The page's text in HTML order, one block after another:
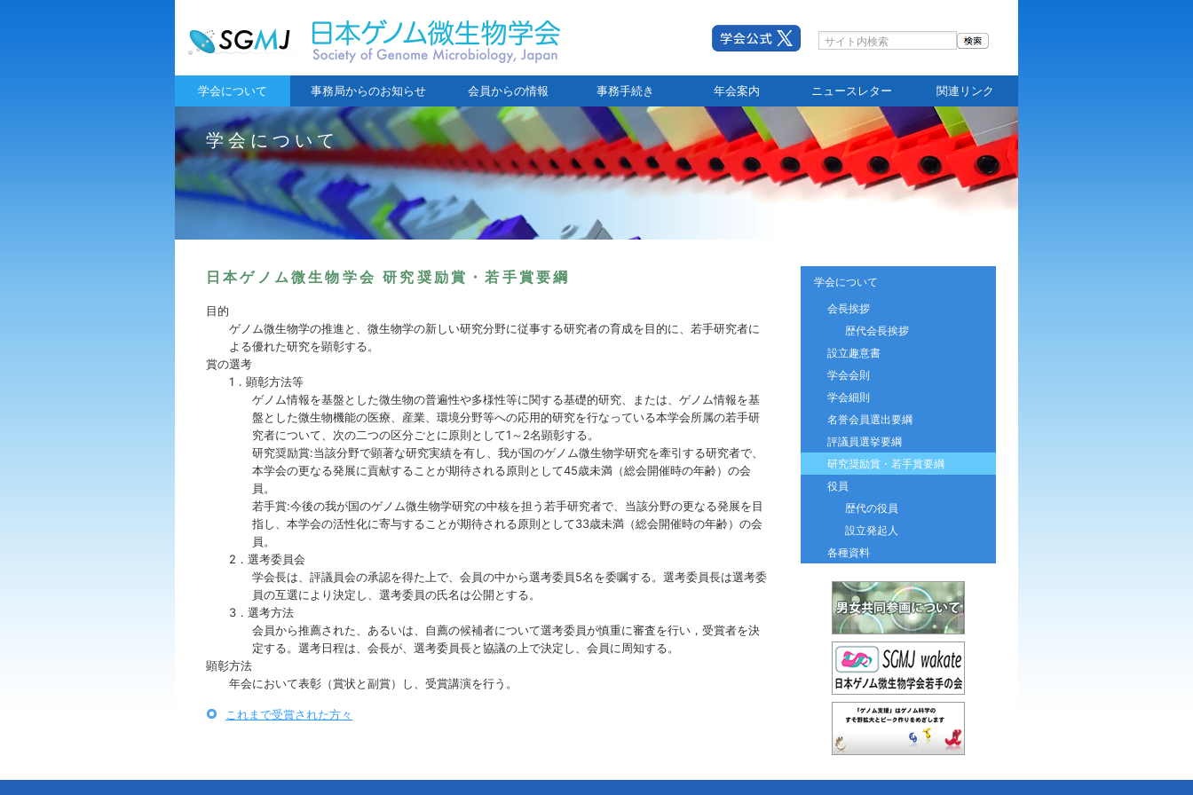
学会について 事務局からのお知らせ 会員からの情報 事務手続き 年会案内 ニュースレター 関連リンク
学会について
学会について
会長挨拶
歴代会長挨拶
設立趣意書
学会会則
学会細則
名誉会員選出要綱
評議員選挙要綱
研究奨励賞・若手賞要綱
役員
歴代の役員
設立発起人
各種資料
日本ゲノム微生物学会 研究奨励賞・若手賞要綱
目的
ゲノム微生物学の推進と、微生物学の新しい研究分野に従事する研究者の育成を目的に、若手研究者に
よる優れた研究を顕彰する。
賞の選考
1．顕彰方法等
ゲノム情報を基盤とした微生物の普遍性や多様性等に関する基礎的研究、または、ゲノム情報を基
盤とした微生物機能の医療、産業、環境分野等への応用的研究を行なっている本学会所属の若手研
究者について、次の二つの区分ごとに原則として1～2名顕彰する。
研究奨励賞:当該分野で顕著な研究実績を有し、我が国のゲノム微生物学研究を牽引する研究者で、
本学会の更なる発展に貢献することが期待される原則として45歳未満（総会開催時の年齢）の会
員。
若手賞:今後の我が国のゲノム微生物学研究の中核を担う若手研究者で、当該分野の更なる発展を目
指し、本学会の活性化に寄与することが期待される原則として33歳未満（総会開催時の年齢）の会
員。
2．選考委員会
学会長は、評議員会の承認を得た上で、会員の中から選考委員5名を委嘱する。選考委員長は選考委
員の互選により決定し、選考委員の氏名は公開とする。
3．選考方法
会員から推薦された、あるいは、自薦の候補者について選考委員が慎重に審査を行い，受賞者を決
定する。選考日程は、会長が、選考委員長と協議の上で決定し、会員に周知する。
顕彰方法
年会において表彰（賞状と副賞）し、受賞講演を行う。
これまで受賞された方々